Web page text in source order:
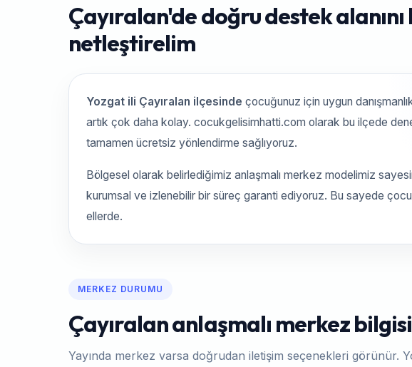
Çayıralan'de doğru destek
netleştirelim
Yozgat ili Çayıralan ilçesinde çocuğunuz için uygun
artık çok daha kolay. cocukgelisimhatti.com olarak bu ilçede
tamamen ücretsiz yönlendirme sağlıyoruz.
Bölgesel olarak belirlediğimiz anlaşmalı merkez modelimiz
kurumsal ve izlenebilir bir süreç garanti ediyoruz. Bu sayede
ellerde.
MERKEZ DURUMU
Çayıralan anlaşmalı merkez bilgisi
Yayında merkez varsa doğrudan iletişim seçenekleri görünür.